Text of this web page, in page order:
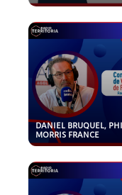
DANIEL BRUQUEL,
MORRIS FRANCE